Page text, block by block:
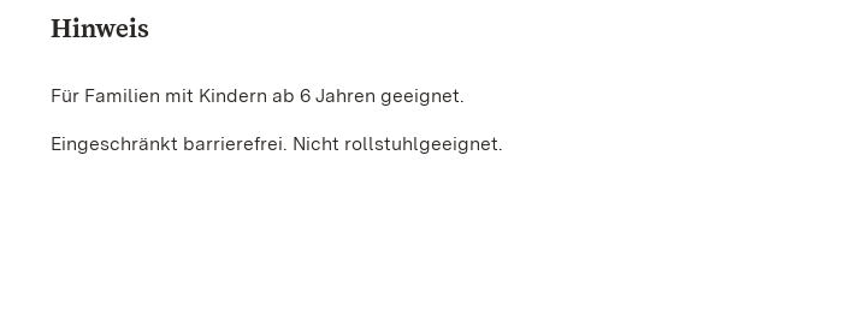
Hinweis
Für Familien mit Kindern ab 6 Jahren geeignet.
Eingeschränkt barrierefrei. Nicht rollstuhlgeeignet.